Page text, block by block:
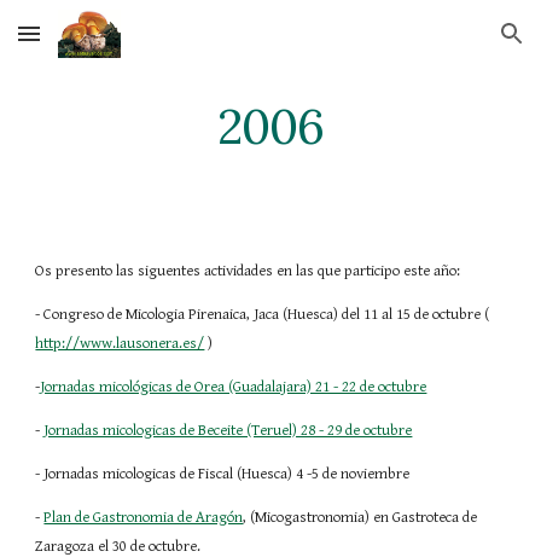
Skip to main content Skip to navigation
2006
Os presento las siguentes actividades en las que participo este año:
- Congreso de Micologia Pirenaica, Jaca (Huesca) del 11 al 15 de octubre (
http://www.lausonera.es/ )
-Jornadas micológicas de Orea (Guadalajara) 21 - 22 de octubre
- Jornadas micologicas de Beceite (Teruel) 28 - 29 de octubre
- Jornadas micologicas de Fiscal (Huesca) 4 -5 de noviembre
- Plan de Gastronomia de Aragón, (Micogastronomia) en Gastroteca de
Zaragoza el 30 de octubre.